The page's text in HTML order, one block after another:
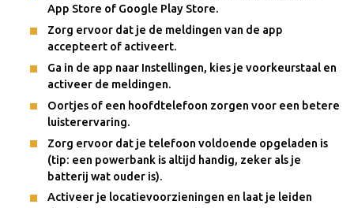
App Store of Google Play Store.
Zorg ervoor dat je de meldingen van de app
accepteert of activeert.
Ga in de app naar Instellingen, kies je voorkeurstaal en
activeer de meldingen.
Oortjes of een hoofdtelefoon zorgen voor een betere
luisterervaring.
Zorg ervoor dat je telefoon voldoende opgeladen is
(tip: een powerbank is altijd handig, zeker als je
batterij wat ouder is).
Activeer je locatievoorzieningen en laat je leiden